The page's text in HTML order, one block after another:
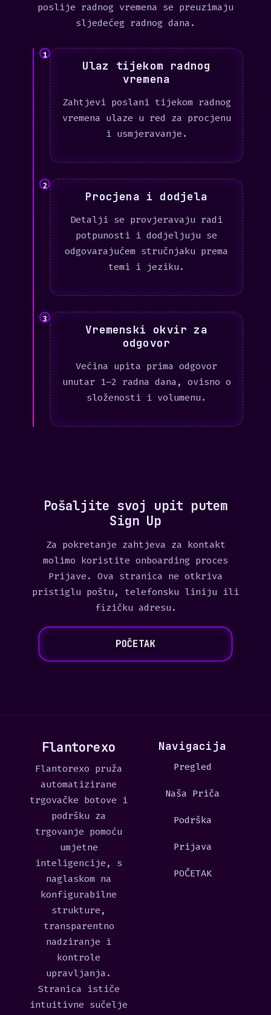
poslije radnog vremena se preuzimaju
sljedećeg radnog dana.
1
Ulaz tijekom radnog
vremena
Zahtjevi poslani tijekom radnog
vremena ulaze u red za procjenu
i usmjeravanje.
2
Procjena i dodjela
Detalji se provjeravaju radi
potpunosti i dodjeljuju se
odgovarajućem stručnjaku prema
temi i jeziku.
3
Vremenski okvir za
odgovor
Većina upita prima odgovor
unutar 1–2 radna dana, ovisno o
složenosti i volumenu.
Pošaljite svoj upit putem
Sign Up
Za pokretanje zahtjeva za kontakt
molimo koristite onboarding proces
Prijave. Ova stranica ne otkriva
pristiglu poštu, telefonsku liniju ili
fizičku adresu.
POČETAK
Flantorexo
Flantorexo pruža
automatizirane
trgovačke botove i
podršku za
trgovanje pomoću
umjetne
inteligencije, s
naglaskom na
konfigurabilne
strukture,
transparentno
nadziranje i
kontrole
upravljanja.
Stranica ističe
intuitivne sučelje
Navigacija
Pregled
Naša Priča
Podrška
Prijava
POČETAK